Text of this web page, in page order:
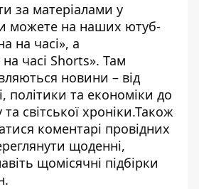
за матеріалами у
можете на наших ютуб-
на часі», а
на часі Shorts». Там
новини – від
політики та економіки до
світської хроніки.Також
коментарі провідних
щоденні,
щомісячні підбірки